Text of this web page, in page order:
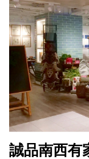
誠品南西有